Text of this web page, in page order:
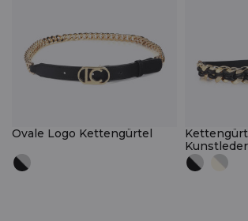
Ovale Logo Kettengürtel